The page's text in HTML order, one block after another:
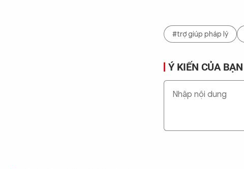
#trợ giúp pháp lý
Ý KIẾN CỦA BẠN